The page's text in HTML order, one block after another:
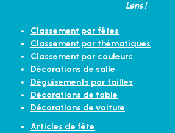
Lens !
Classement par fêtes
Classement par thématiques
Classement par couleurs
Décorations de salle
Déguisements par tailles
Décorations de table
Décorations de voiture
Articles de fête